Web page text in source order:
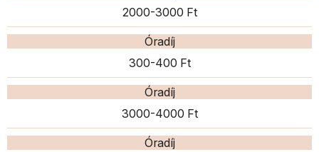
2000-3000 Ft
Óradíj
300-400 Ft
Óradíj
3000-4000 Ft
Óradíj